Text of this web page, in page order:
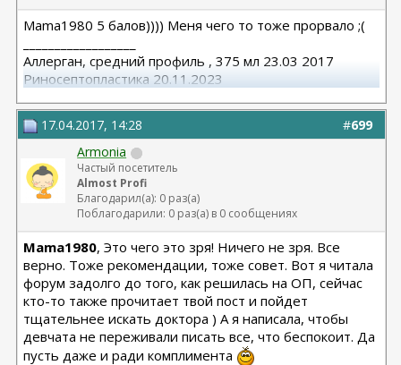
Mama1980 5 балов)))) Меня чего то тоже прорвало ;(
Аллерган, средний профиль , 375 мл 23.03 2017
Риносептопластика 20.11.2023
вторичная ринопластик 24.06.2025
#699
17.04.2017, 14:28
Armonia
Частый посетитель
Almost Profi
Благодарил(а): 0 раз(а)
Поблагодарили: 0 раз(а) в 0 сообщениях
Mama1980, Это чего это зря! Ничего не зря. Все
верно. Тоже рекомендации, тоже совет. Вот я читала
форум задолго до того, как решилась на ОП, сейчас
кто-то также прочитает твой пост и пойдет
тщательнее искать доктора ) А я написала, чтобы
девчата не переживали писать все, что беспокоит. Да
пусть даже и ради комплимента